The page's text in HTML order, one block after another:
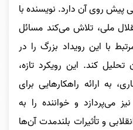
پیش روی آن دارد. نویسنده با
ملی، تلاش می‌کند مسائل
با این رویداد بزرگ را در
تحلیل کند. این رویکرد تازه،
به ارائه راهکارهایی برای
می‌پردازد و خواننده را به
و تأثیرات بلندمدت آن‌ها